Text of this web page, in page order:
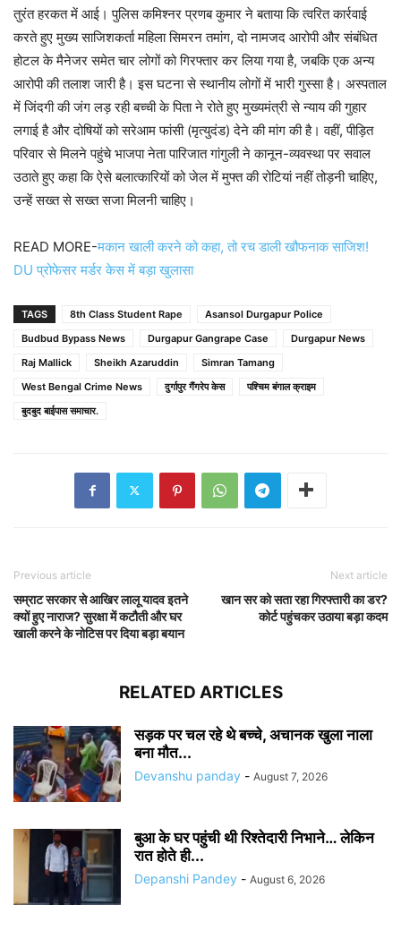
तुरंत हरकत में आई। पुलिस कमिश्नर प्रणब कुमार ने बताया कि त्वरित कार्रवाई
करते हुए मुख्य साजिशकर्ता महिला सिमरन तमांग, दो नामजद आरोपी और संबंधित
होटल के मैनेजर समेत चार लोगों को गिरफ्तार कर लिया गया है, जबकि एक अन्य
आरोपी की तलाश जारी है। इस घटना से स्थानीय लोगों में भारी गुस्सा है। अस्पताल
में जिंदगी की जंग लड़ रही बच्ची के पिता ने रोते हुए मुख्यमंत्री से न्याय की गुहार
लगाई है और दोषियों को सरेआम फांसी (मृत्युदंड) देने की मांग की है। वहीं, पीड़ित
परिवार से मिलने पहुंचे भाजपा नेता पारिजात गांगुली ने कानून-व्यवस्था पर सवाल
उठाते हुए कहा कि ऐसे बलात्कारियों को जेल में मुफ्त की रोटियां नहीं तोड़नी चाहिए,
उन्हें सख्त से सख्त सजा मिलनी चाहिए।
READ MORE-मकान खाली करने को कहा, तो रच डाली खौफनाक साजिश!
DU प्रोफेसर मर्डर केस में बड़ा खुलासा
TAGS 8th Class Student Rape
Asansol Durgapur Police
Budbud Bypass News
Durgapur Gangrape Case
Durgapur News
Raj Mallick
Sheikh Azaruddin
Simran Tamang
West Bengal Crime News
दुर्गापुर गैंगरेप केस
पश्चिम बंगाल क्राइम
बुदबुद बाईपास समाचार.
Previous article
सम्राट सरकार से आखिर लालू यादव इतने
क्यों हुए नाराज? सुरक्षा में कटौती और घर
खाली करने के नोटिस पर दिया बड़ा बयान
Next article
खान सर को सता रहा गिरफ्तारी का डर?
कोर्ट पहुंचकर उठाया बड़ा कदम
RELATED ARTICLES
सड़क पर चल रहे थे बच्चे, अचानक खुला नाला
बना मौत...
Devanshu panday - August 7, 2026
बुआ के घर पहुंची थी रिश्तेदारी निभाने… लेकिन
रात होते ही...
Depanshi Pandey - August 6, 2026